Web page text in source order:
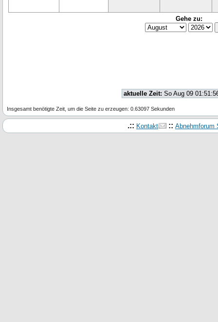
Gehe zu:
aktuelle Zeit: So Aug 09
Insgesamt benötigte Zeit, um die Seite zu erzeugen: 0.63097 Sekunden
.:: Kontakt :: Abnehmforum